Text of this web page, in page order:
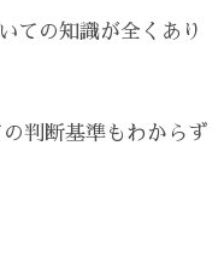
ての知識が全くあり
判断基準もわからず